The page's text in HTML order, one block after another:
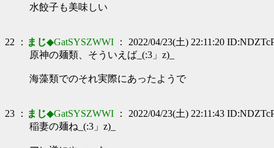
水餃子も美味しい
22 ： まじ◆GatSYSZWWI ： 2022/04/23(土) 22:11:20
原神の麺類、そういえば_(:3」z)_
海藻類でのそれ実際にあったようで
23 ： まじ◆GatSYSZWWI ： 2022/04/23(土) 22:11:43
稲妻の麺ね_(:3」z)_